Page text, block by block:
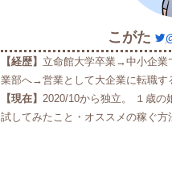
こがた
【経歴】 立命館大学卒業→中小企業
業部へ→営業として大企業に転職す
【現在】 2020/10から独立。 １歳の
試してみたこと・オススメの稼ぐ方